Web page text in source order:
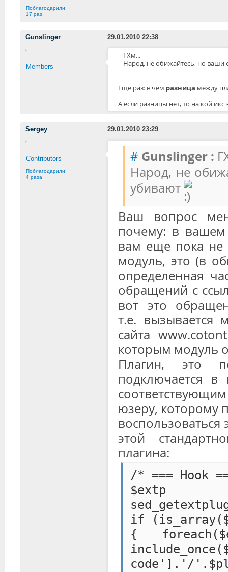
Поблагодарили:
17 раз
Gunslinger 29.01.2010 22:38
Members
ГХм...
Народ, не обижайтесь, но ваши
Еще раз: в чем разница между
А если разницы нет, то на кой
Sergey 29.01.2010 23:29
Contributors
Поблагодарили:
4 раза
# Gunslinger :
Народ, не
убивают
Ваш вопрос
почему: в вашем
вам еще пока не
модуль, это (в
определенная
обращений с
вот это
т.е. вызывается
сайта
которым модуль
Плагин, это
подключается
юзеру, которому
воспользоваться
этой
плагина:
/* === Hook
if
{
code'].'/